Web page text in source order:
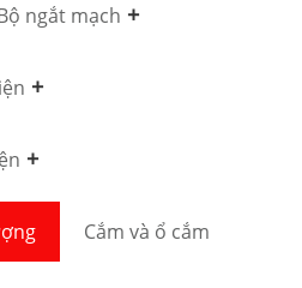
ngắt mạch
Cắm và ổ cắm